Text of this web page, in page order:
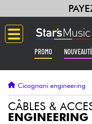
PROMO
Guitares & Basses
Cicognani engineering
CÂBLES &
ENGINEERING